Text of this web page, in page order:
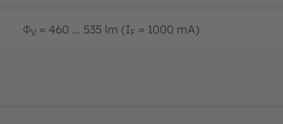
ΦV = 460 ... 535 lm (IF = 1000 mA)